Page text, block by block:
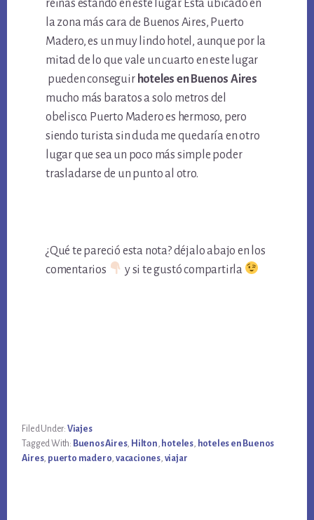
reinas estando en este lugar. Está ubicado en
la zona más cara de Buenos Aires, Puerto
Madero, es un muy lindo hotel, aunque por la
mitad de lo que vale un cuarto en este lugar
pueden conseguir hoteles en Buenos Aires
mucho más baratos a solo metros del
obelisco. Puerto Madero es hermoso, pero
siendo turista sin duda me quedaría en otro
lugar que sea un poco más simple poder
trasladarse de un punto al otro.
¿Qué te pareció esta nota? déjalo abajo en los
comentarios
y si te gustó compartirla
Filed Under: Viajes
Tagged With: Buenos Aires, Hilton hoteles hoteles en Buenos
Aires, puerto madero ,vacaciones viajar